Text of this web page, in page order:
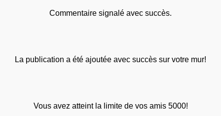
Commentaire signalé avec succès.
La publication a été ajoutée avec succès sur votre mur!
Vous avez atteint la limite de vos amis 5000!